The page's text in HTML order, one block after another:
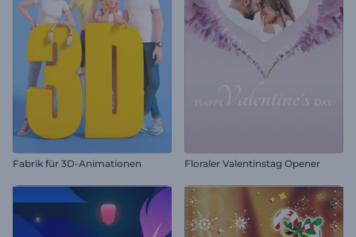
Fabrik für 3D-Animationen Floraler Valentinstag Opener